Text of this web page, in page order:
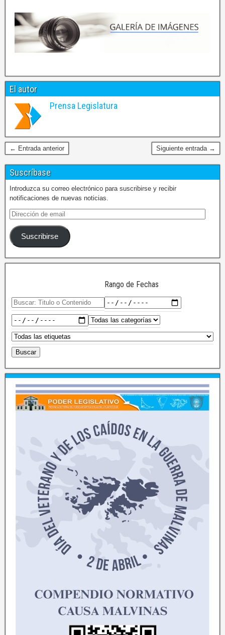
El autor
Prensa Legislatura
← Entrada anterior Siguiente entrada →
Suscríbase
Introduzca su correo electrónico para suscribirse y recibir
notificaciones de nuevas noticias.
Suscribirse
Rango de Fechas